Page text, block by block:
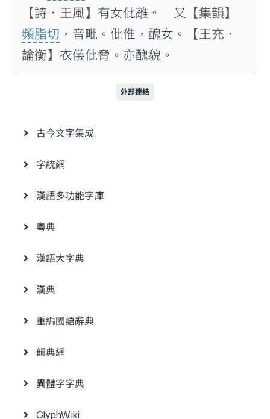
【詩．王風】 有女仳離。 又
【集韻】
頻脂切 ，音毗。仳倠，醜女。
【王充．
論衡】 衣儀仳脅。亦醜貌。
外部連結
古今文字集成
字統網
漢語多功能字庫
粵典
漢語大字典
漢典
重編國語辭典
韻典網
異體字字典
GlyphWiki